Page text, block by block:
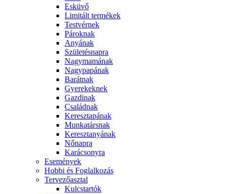
Esküvő
Limitált termékek
Testvérnek
Pároknak
Anyának
Születésnapra
Nagymamának
Nagypapának
Barátnak
Gyerekeknek
Gazdinak
Családnak
Keresztapának
Munkatársnak
Keresztanyának
Nőnapra
Karácsonyra
Események
Hobbi és Foglalkozás
Tervezőasztal
Kulcstartók